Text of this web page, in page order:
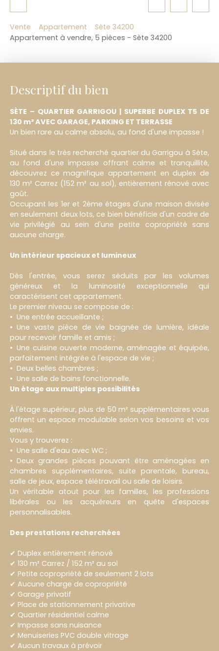
Vente Appartement
Sète 34200
Appartement à vendre, 5 pièces - Sète 34200
Descriptif du bien
SÈTE – QUARTIER GARRIGOU | SUPERBE DUPLEX T5 DE
130 m² AVEC GARAGE, PARKING ET TERRASSE
Un bien rare au calme absolu, au fond d'une impasse !
Situé dans le très recherché quartier du Garrigou à Sète,
au fond d'une impasse offrant calme et tranquillité,
découvrez ce magnifique appartement en duplex de
130 m² Carrez (152 m² au sol), entièrement rénové avec
goût.
Occupant les 1er et 2ème étages d'une maison divisée
en seulement deux lots, ce bien bénéficie d'un cadre de
vie privilégié au sein d'une petite copropriété sans
aucune charge.
Un intérieur spacieux et lumineux
Dès l'entrée, vous serez séduits par les volumes
généreux et la luminosité exceptionnelle qui
caractérisent cet appartement.
Le premier niveau se compose de :
Une entrée accueillante ;
Une vaste pièce de vie baignée de lumière, idéale
pour recevoir famille et amis ;
Une cuisine ouverte moderne, aménagée et équipée,
parfaitement intégrée à l'espace de vie ;
Deux belles chambres ;
Une salle de bains fonctionnelle.
Un étage aux multiples possibilités
À l'étage supérieur, plus de 50 m² supplémentaires vous
offrent un espace modulable selon vos besoins et vos
envies.
Vous y trouverez :
Une salle d'eau avec WC ;
Deux grandes pièces pouvant être aménagées en
chambres supplémentaires, suite parentale, bureau,
salle de jeux, espace télétravail ou salle de loisirs.
Un véritable atout pour les familles, les professions
libérales ou les acquéreurs en quête d'espaces
personnalisables.
Des prestations recherchées
✔ Duplex entièrement rénové
✔ 130 m² Carrez / 152 m² au sol
✔ Petite copropriété de seulement 2 lots
✔ Aucune charge de copropriété
✔ Garage privatif
✔ Place de stationnement privative
✔ Quartier résidentiel calme
✔ Impasse sans nuisance
✔ Menuiseries PVC double vitrage
✔ Aucun travaux à prévoir